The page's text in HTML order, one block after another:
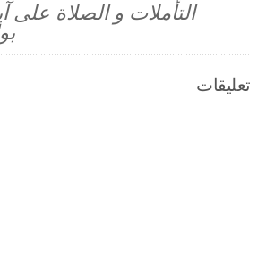
التأملات و الصلاة على
تعليقات